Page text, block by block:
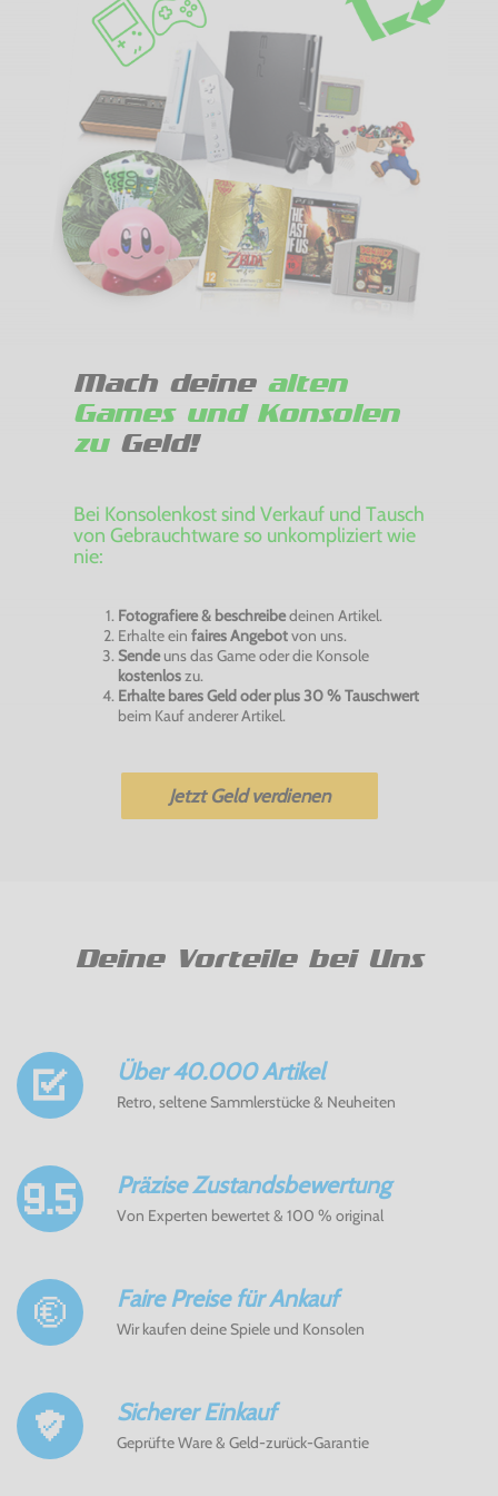
Mach deine alten
Games und Konsolen
zuGeld!
Bei Konsolenkost sind Verkauf und Tausch
von Gebrauchtware so unkompliziert wie
nie:
Fotografiere & beschreibedeinen Artikel.
Erhalte ein faires Angebotvon uns.
Sendeuns das Game oder die Konsole
kostenloszu.
Erhalte bares Geld oder plus 30 % Tauschwert
beim Kauf anderer Artikel.
Jetzt Geld verdienen
Deine Vorteile bei Uns
Über 40.000 Artikel
Retro, seltene Sammlerstücke & Neuheiten
Präzise Zustandsbewertung
Von Experten bewertet & 100 % original
Faire Preise für Ankauf
Wir kaufen deine Spiele und Konsolen
Sicherer Einkauf
Geprüfte Ware & Geld-zurück-Garantie